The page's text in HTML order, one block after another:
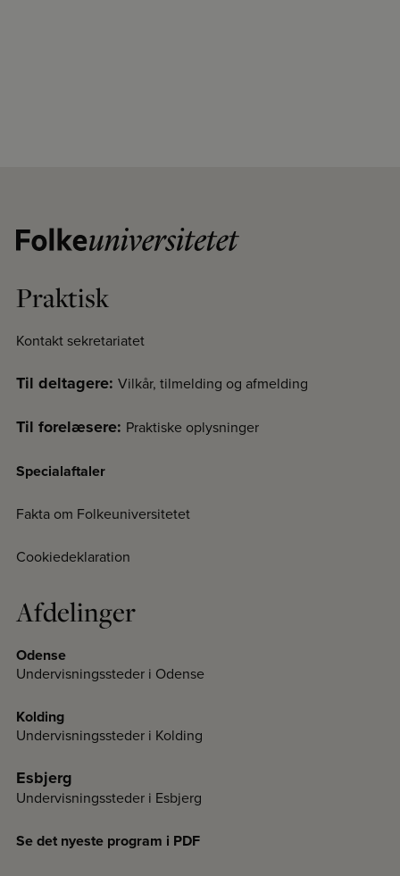
Praktisk
Kontakt sekretariatet
Til deltagere: Vilkår, tilmelding og afmelding
Til forelæsere: Praktiske oplysninger
Specialaftaler
Fakta om Folkeuniversitetet
Cookiedeklaration
Afdelinger
Odense
Undervisningssteder i Odense
Kolding
Undervisningssteder i Kolding
Esbjerg
Undervisningssteder i Esbjerg
Se det nyeste program i PDF